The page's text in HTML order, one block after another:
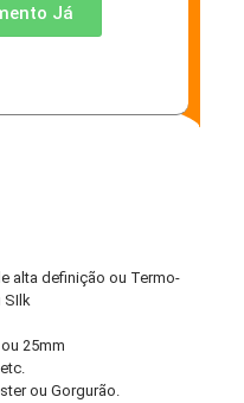
Já
alta definição ou Termo-
SIlk
25mm
ou Gorgurão.